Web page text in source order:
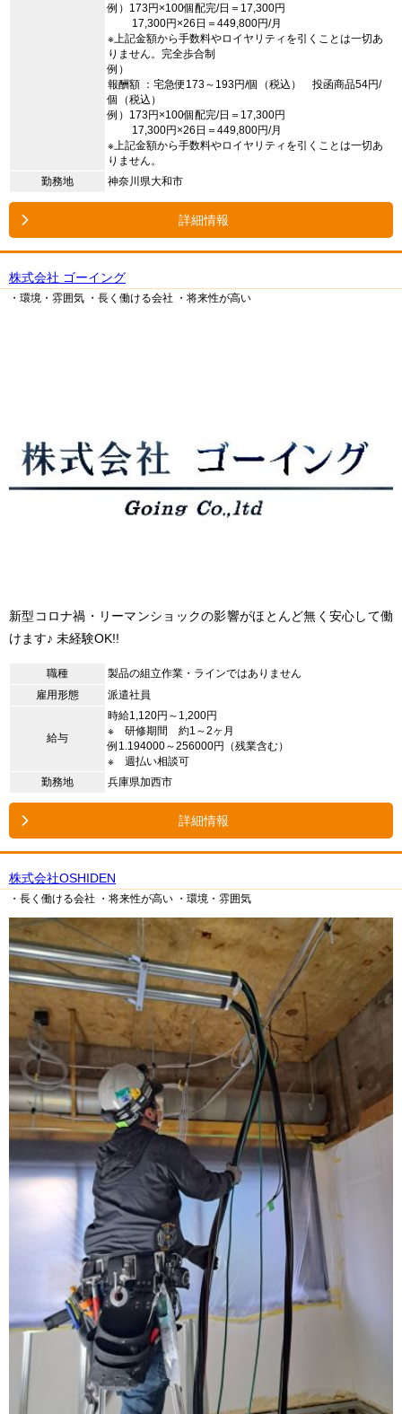
例）173円×100個配完/日＝17,300円
17,300円×26日＝449,800円/月
※上記金額から手数料やロイヤリティを引くことは一切あ
りません。完全歩合制
例）
報酬額 ：宅急便173～193円/個（税込） 投函商品54円/
個（税込）
例）173円×100個配完/日＝17,300円
17,300円×26日＝449,800円/月
※上記金額から手数料やロイヤリティを引くことは一切あ
りません。
勤務地
神奈川県大和市
詳細情報
株式会社 ゴーイング
・環境・雰囲気 ・長く働ける会社 ・将来性が高い
新型コロナ禍・リーマンショックの影響がほとんど無く安心して働
けます♪ 未経験OK!!
職種
製品の組立作業・ラインではありません
雇用形態
派遣社員
給与
時給1,120円～1,200円
※ 研修期間 約1～2ヶ月
例1.194000～256000円（残業含む）
※ 週払い相談可
勤務地
兵庫県加西市
詳細情報
株式会社OSHIDEN
・長く働ける会社 ・将来性が高い ・環境・雰囲気